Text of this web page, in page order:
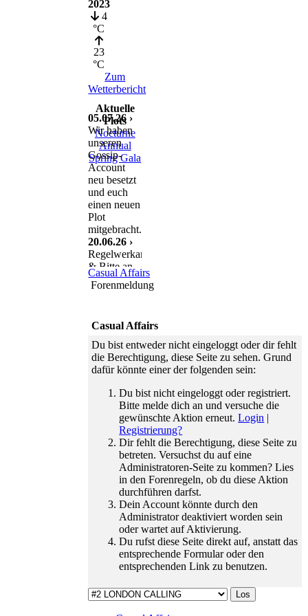
2023
4
°C
23
°C
Zum
Wetterbericht
Aktuelle
Plots
Nocturne
Annual
Spring Gala
05.07.26 ›
Wir haben
unseren
Gossip-
Account
neu besetzt
und euch
einen neuen
Plot
mitgebracht.
20.06.26 ›
Regelwerkanpassung
& Bitte an
euch
11.06.26 ›
Teamabschied
haben wir
einen
freudigen
zu feiern.
01.06.26 ›
Zeitsprung
ist da: wir
verabschieden
den Februar
gewinnen
dafür den
Mai 2023.
16.01.26 ›
Wir gehen
auf euer
Feedback
bringen
ebenso
Casual Affairs
Forenmeldung
Casual Affairs
Du bist entweder nicht eingeloggt oder dir fehlt
die Berechtigung, diese Seite zu sehen. Grund
dafür könnte einer der folgenden sein:
Du bist nicht eingeloggt oder registriert.
Bitte melde dich an und versuche die
gewünschte Aktion erneut.Login |
Registrierung?
Dir fehlt die Berechtigung, diese Seite zu
betreten. Versuchst du auf eine
Administratoren-Seite zu kommen? Lies
in den Forenregeln, ob du diese Aktion
durchführen darfst.
Dein Account könnte durch den
Administrator deaktiviert worden sein
oder wartet auf Aktivierung.
Du rufst diese Seite direkt auf, anstatt das
entsprechende Formular oder den
entsprechenden Link zu benutzen.